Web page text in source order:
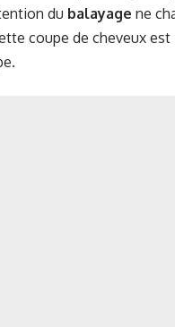
du balayage ne
coupe de cheveux